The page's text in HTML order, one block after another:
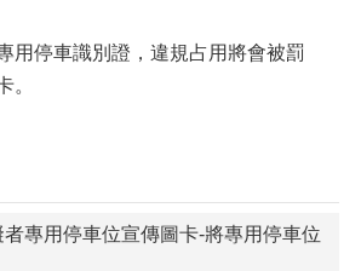
用停車識別證，違規占用將會被罰
。
專用停車位宣傳圖卡-將專用停車位